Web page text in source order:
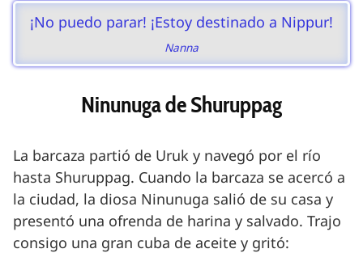
¡No puedo parar! ¡Estoy destinado a Nippur!
Nanna
Ninunuga de Shuruppag
La barcaza partió de Uruk y navegó por el río
hasta Shuruppag. Cuando la barcaza se acercó a
la ciudad, la diosa Ninunuga salió de su casa y
presentó una ofrenda de harina y salvado. Trajo
consigo una gran cuba de aceite y gritó: